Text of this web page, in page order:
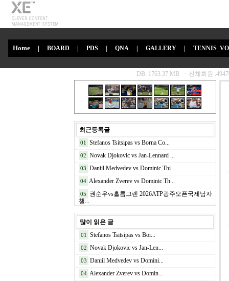
Home | BOARD PDS QNA GALLERY
최근등록글
01 Stefanos Tsitsipas vs Borna Co...
02 Novak Djokovic vs Jan-Lennard ...
03 Daniil Medvedev vs Dominic Thi...
04 Alexander Zverev vs Dominic Th...
05
권순우vs홀름그렌 2026ATP광주오픈국제남자
챌...
많이 읽은 글
01 Stefanos Tsitsipas vs Bor...
02 Novak Djokovic vs Jan-Len...
03 Daniil Medvedev vs Domini...
04 Alexander Zverev vs Domin...